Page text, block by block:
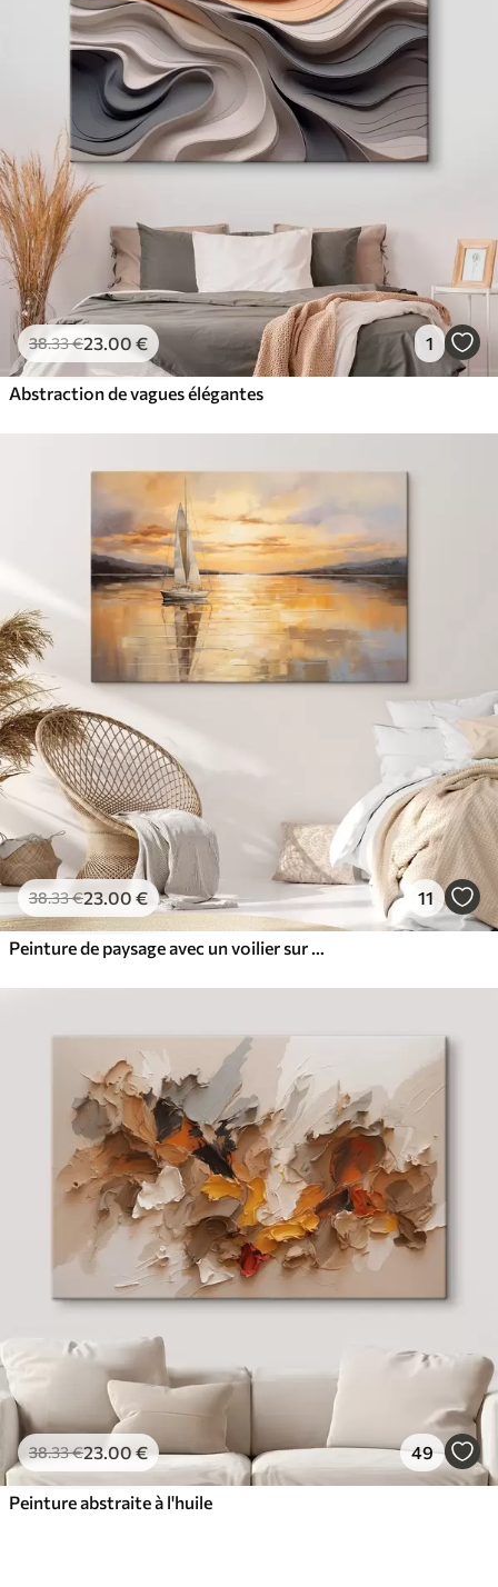
38.33€23.00 € 1
Abstraction de vagues élégantes
38.33€23.00 € 11
Peinture de paysage avec un voilier sur une mer calme, ciel orange et jaune, montagnes lointaines
38.33€23.00€ 49
Peinture abstraite à l'huile